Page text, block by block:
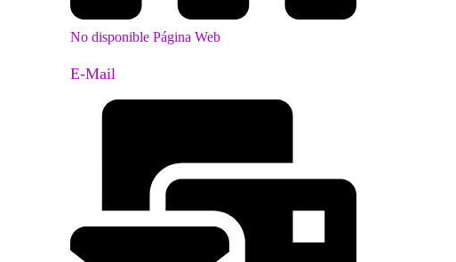
No disponible Página Web
E-Mail